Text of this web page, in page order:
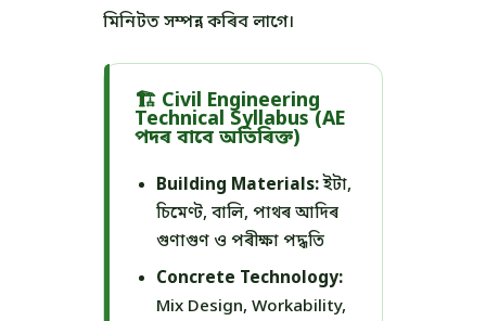
মিনিটত সম্পন্ন কৰিব লাগে।
🏗️ Civil Engineering
Technical Syllabus (AE
পদৰ বাবে অতিৰিক্ত)
Building Materials:ইটা,
চিমেণ্ট, বালি, পাথৰ আদিৰ
গুণাগুণ ও পৰীক্ষা পদ্ধতি
Concrete Technology:
Mix Design, Workability,